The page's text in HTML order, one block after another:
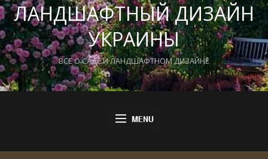
ЛАНДШАФТНЫЙ ДИЗАЙН
УКРАИНЫ
ВСЕ О САДЕ И ЛАНДШАФТНОМ ДИЗАЙНЕ